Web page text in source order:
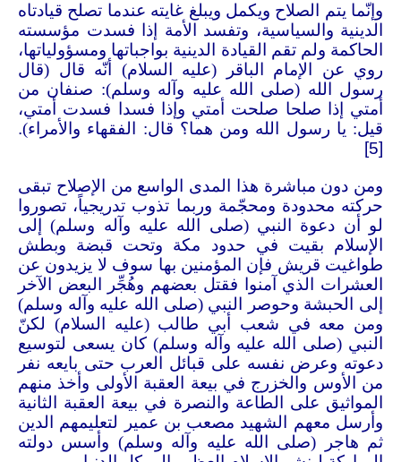
وإنّما يتم الصلاح ويكمل ويبلغ غايته عندما تصلح قيادتاه
الدينية والسياسية، وتفسد الأمة إذا فسدت مؤسسته
الحاكمة ولم تقم القيادة الدينية بواجباتها ومسؤولياتها،
روي عن الإمام الباقر (عليه السلام) أنّه قال (قال
رسول الله (صلى الله عليه وآله وسلم): صنفان من
أمتي إذا صلحا صلحت أمتي وإذا فسدا فسدت أمتي،
قيل: يا رسول الله ومن هما؟ قال: الفقهاء والأمراء).
[5]
ومن دون مباشرة هذا المدى الواسع من الإصلاح تبقى
حركته محدودة ومحجّمة وربما تذوب تدريجياً، تصوروا
لو أن دعوة النبي (صلى الله عليه وآله وسلم) إلى
الإسلام بقيت في حدود مكة وتحت قبضة وبطش
طواغيت قريش فإن المؤمنين بها سوف لا يزيدون عن
العشرات الذي آمنوا فقتل بعضهم وهُجِّر البعض الآخر
إلى الحبشة وحوصر النبي (صلى الله عليه وآله وسلم)
ومن معه في شعب أبي طالب (عليه السلام) لكنّ
النبي (صلى الله عليه وآله وسلم) كان يسعى لتوسيع
دعوته وعرض نفسه على قبائل العرب حتى بايعه نفر
من الأوس والخزرج في بيعة العقبة الأولى وأخذ منهم
المواثيق على الطاعة والنصرة في بيعة العقبة الثانية
وأرسل معهم الشهيد مصعب بن عمير لتعليمهم الدين
ثم هاجر (صلى الله عليه وآله وسلم) وأسس دولته